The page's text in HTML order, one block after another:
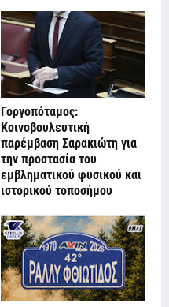
Γοργοπόταμος:
Κοινοβουλευτική
παρέμβαση Σαρακιώτη για
την προστασία του
εμβληματικού φυσικού και
ιστορικού τοποσήμου